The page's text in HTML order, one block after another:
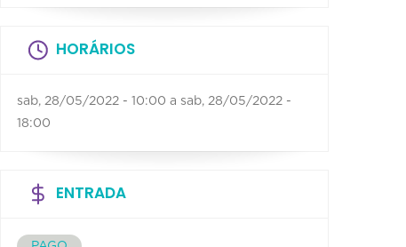
HORÁRIOS
sab, 28/05/2022 - 10:00 a sab, 28/05/2022 -
18:00
ENTRADA